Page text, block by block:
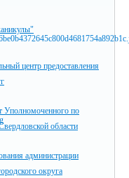
центр предоставления
Уполномоченного по
области
администрации
округа